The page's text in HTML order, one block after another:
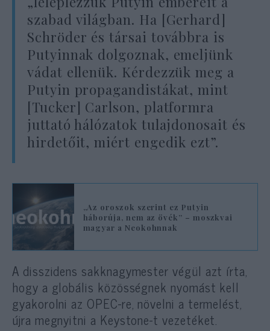
szabad világban. Ha [Gerhard]
Schröder és társai továbbra is
Putyinnak dolgoznak, emeljünk
vádat ellenük. Kérdezzük meg a
Putyin propagandistákat, mint
[Tucker] Carlson, platformra
juttató hálózatok tulajdonosait és
hirdetőit, miért engedik ezt”.
„Az oroszok szerint ez Putyin
háborúja, nem az övék” – moszkvai
magyar a Neokohnnak
A disszidens sakknagymester végül azt írta,
hogy a globális közösségnek nyomást kell
gyakorolni az OPEC-re, növelni a termelést,
újra megnyitni a Keystone-t vezetéket.